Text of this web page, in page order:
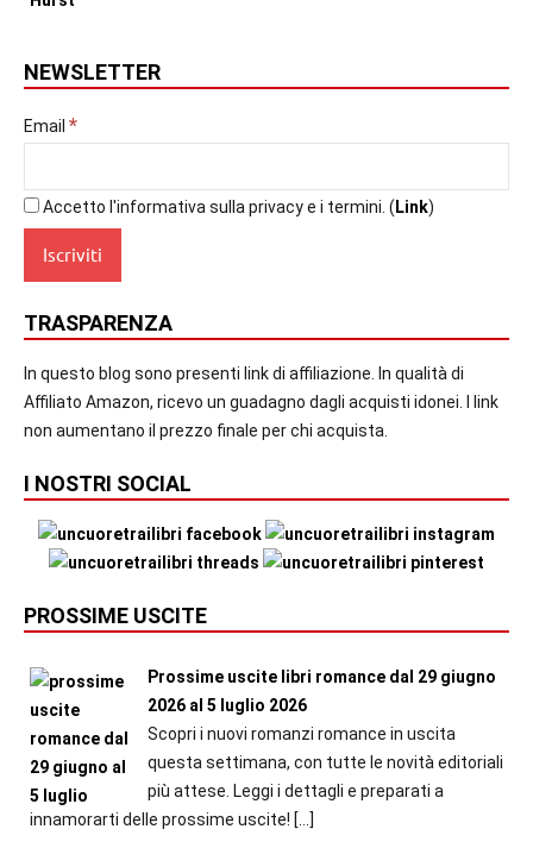
NEWSLETTER
Email *
Accetto l'informativa sulla privacy e i termini. (Link)
TRASPARENZA
In questo blog sono presenti link di affiliazione. In qualità di
Affiliato Amazon, ricevo un guadagno dagli acquisti idonei. I link
non aumentano il prezzo finale per chi acquista.
I NOSTRI SOCIAL
PROSSIME USCITE
Prossime uscite libri romance dal 29 giugno
2026 al 5 luglio 2026
Scopri i nuovi romanzi romance in uscita
questa settimana, con tutte le novità editoriali
più attese. Leggi i dettagli e preparati a
innamorarti delle prossime uscite! […]